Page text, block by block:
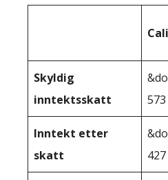
Skyldig
inntektsskatt
573
Inntekt etter
skatt
427